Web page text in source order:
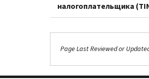
налогоплательщика
Page Last Reviewed or